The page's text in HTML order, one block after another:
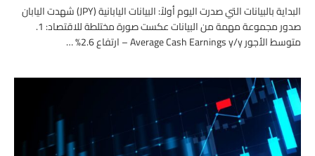
البداية بالبيانات التي صدرت اليوم أولاً: البيانات اليابانية (JPY) شهدت اليابان
صدور مجموعة مهمة من البيانات عكست صورة مختلطة للاقتصاد: 1.
متوسط الأجور Average Cash Earnings y/y – ارتفاع 2.6% …